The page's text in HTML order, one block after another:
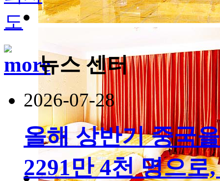
뉴스 센터
2026-07-28
올해 상반기 중국
2291만 4천 명으